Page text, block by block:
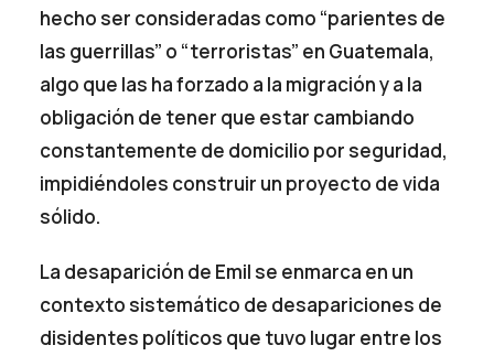
hecho ser consideradas como “parientes de
las guerrillas” o “terroristas” en Guatemala,
algo que las ha forzado a la migración y a la
obligación de tener que estar cambiando
constantemente de domicilio por seguridad,
impidiéndoles construir un proyecto de vida
sólido.
La desaparición de Emil se enmarca en un
contexto sistemático de desapariciones de
disidentes políticos que tuvo lugar entre los